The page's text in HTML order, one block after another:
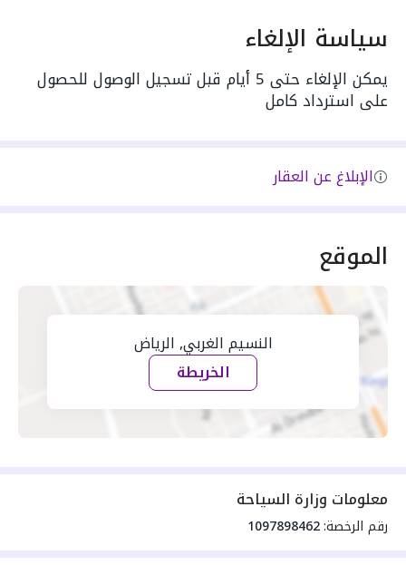
سياسة الإلغاء
يمكن الإلغاء حتى 5 أيام قبل تسجيل الوصول للحصول
على استرداد كامل
الإبلاغ عن العقار
الموقع
النسيم الغربي, الرياض
الخريطة
معلومات وزارة السياحة
رقم الرخصة:1097898462